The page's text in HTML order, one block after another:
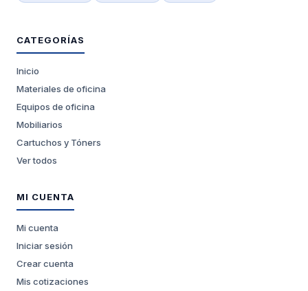
CATEGORÍAS
Inicio
Materiales de oficina
Equipos de oficina
Mobiliarios
Cartuchos y Tóners
Ver todos
MI CUENTA
Mi cuenta
Iniciar sesión
Crear cuenta
Mis cotizaciones